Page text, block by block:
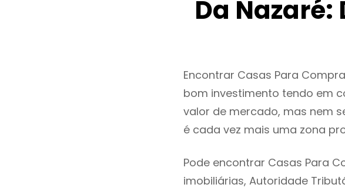
Da
Encontrar Casas Para
bom investimento tendo em
valor de mercado, mas nem
é cada vez mais uma zona
Pode encontrar Casas Para
imobiliárias, Autoridade